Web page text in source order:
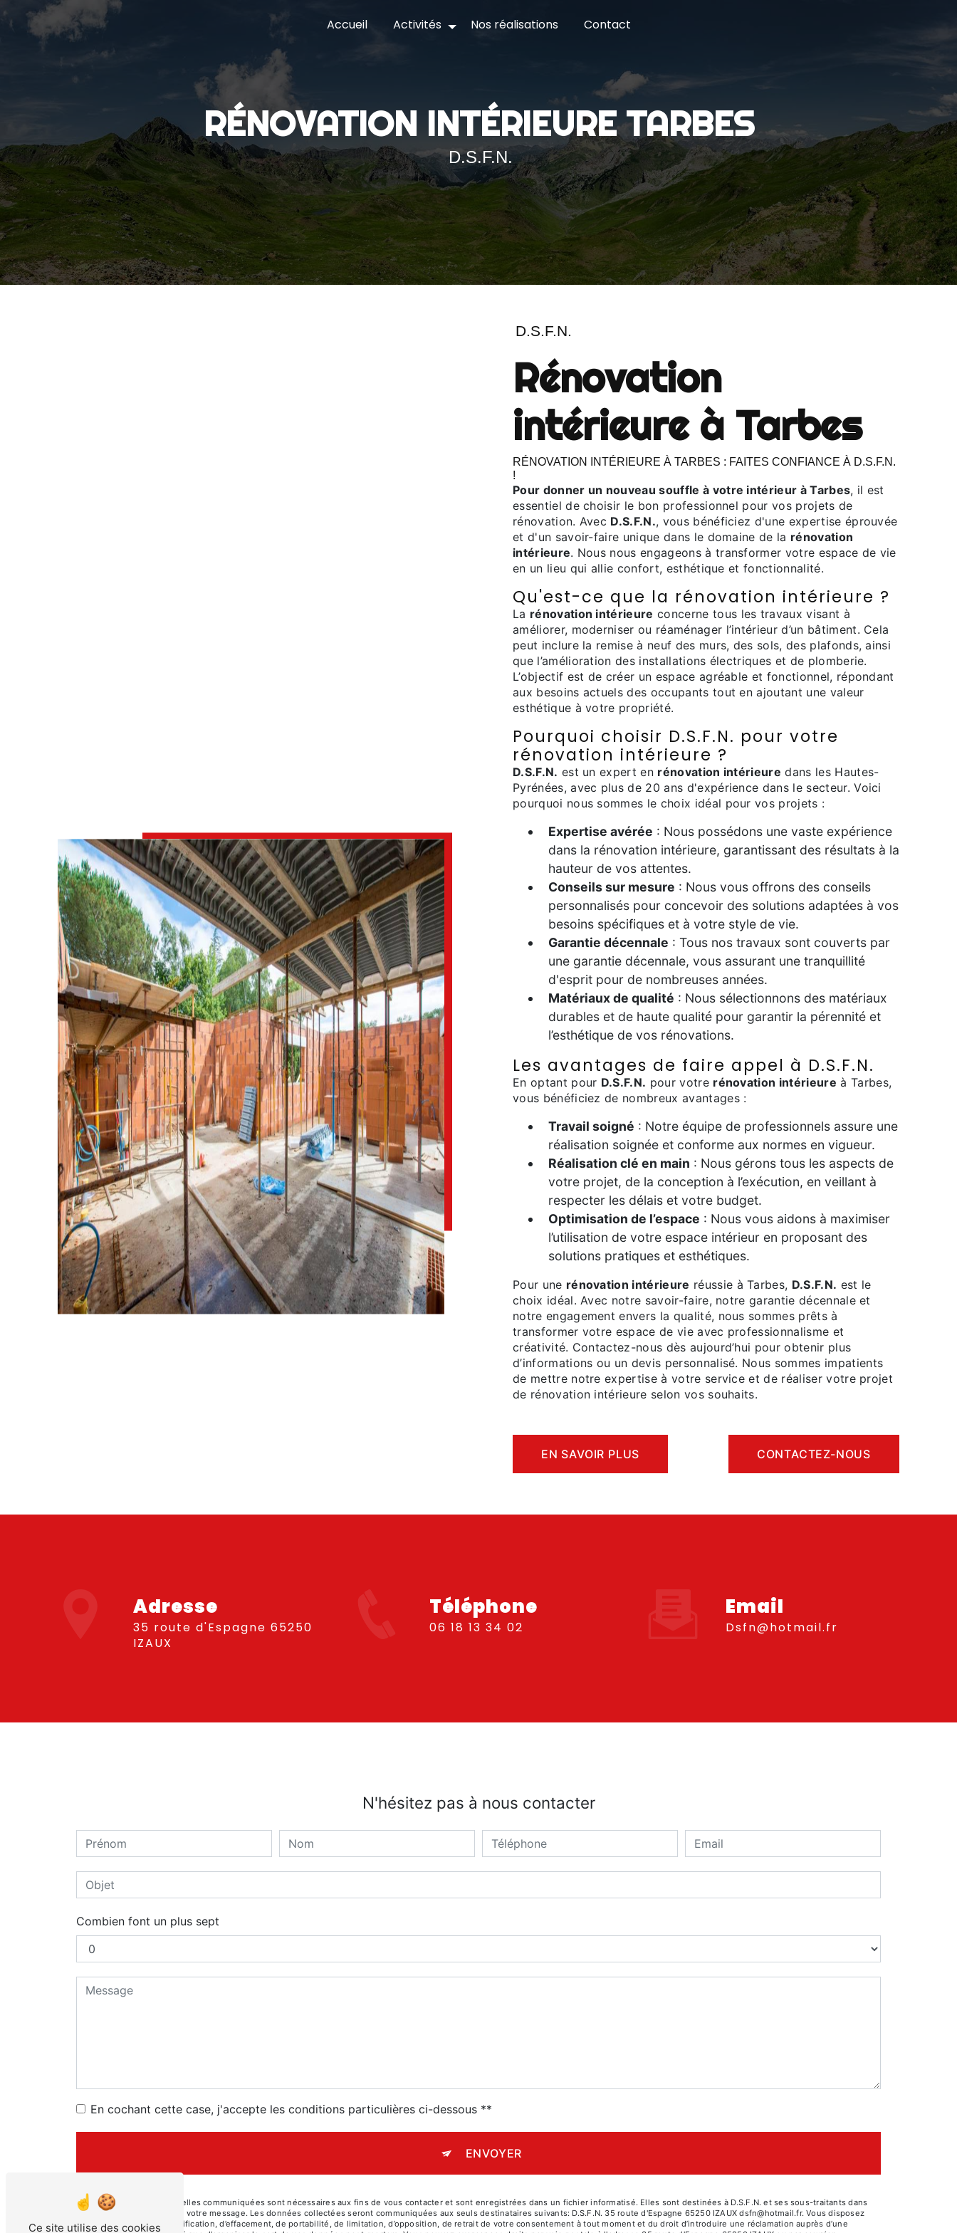
Accueil Activités Nos réalisations Contact
RÉNOVATION INTÉRIEURE TARBES
D.S.F.N.
D.S.F.N.
rénovation
intérieure à Tarbes
RÉNOVATION INTÉRIEURE À TARBES : FAITES CONFIANCE À D.S.F.N.
!
Pour donner un nouveau souffle à votre intérieur à Tarbes, il est
essentiel de choisir le bon professionnel pour vos projets de
rénovation. Avec D.S.F.N., vous bénéficiez d'une expertise éprouvée
et d'un savoir-faire unique dans le domaine de la rénovation
intérieure. Nous nous engageons à transformer votre espace de vie
en un lieu qui allie confort, esthétique et fonctionnalité.
Qu'est-ce que la rénovation intérieure ?
La rénovation intérieure concerne tous les travaux visant à
améliorer, moderniser ou réaménager l’intérieur d’un bâtiment. Cela
peut inclure la remise à neuf des murs, des sols, des plafonds, ainsi
que l’amélioration des installations électriques et de plomberie.
L’objectif est de créer un espace agréable et fonctionnel, répondant
aux besoins actuels des occupants tout en ajoutant une valeur
esthétique à votre propriété.
Pourquoi choisir D.S.F.N. pour votre
rénovation intérieure ?
D.S.F.N. est un expert en rénovation intérieure dans les Hautes-
Pyrénées, avec plus de 20 ans d'expérience dans le secteur. Voici
pourquoi nous sommes le choix idéal pour vos projets :
Expertise avérée : Nous possédons une vaste expérience
dans la rénovation intérieure, garantissant des résultats à la
hauteur de vos attentes.
Conseils sur mesure : Nous vous offrons des conseils
personnalisés pour concevoir des solutions adaptées à vos
besoins spécifiques et à votre style de vie.
Garantie décennale : Tous nos travaux sont couverts par
une garantie décennale, vous assurant une tranquillité
d'esprit pour de nombreuses années.
Matériaux de qualité : Nous sélectionnons des matériaux
durables et de haute qualité pour garantir la pérennité et
l’esthétique de vos rénovations.
Les avantages de faire appel à D.S.F.N.
En optant pour D.S.F.N. pour votre rénovation intérieure à Tarbes,
vous bénéficiez de nombreux avantages :
Travail soigné : Notre équipe de professionnels assure une
réalisation soignée et conforme aux normes en vigueur.
Réalisation clé en main : Nous gérons tous les aspects de
votre projet, de la conception à l’exécution, en veillant à
respecter les délais et votre budget.
Optimisation de l’espace : Nous vous aidons à maximiser
l’utilisation de votre espace intérieur en proposant des
solutions pratiques et esthétiques.
Pour une rénovation intérieure réussie à Tarbes, D.S.F.N. est le
choix idéal. Avec notre savoir-faire, notre garantie décennale et
notre engagement envers la qualité, nous sommes prêts à
transformer votre espace de vie avec professionnalisme et
créativité. Contactez-nous dès aujourd’hui pour obtenir plus
d’informations ou un devis personnalisé. Nous sommes impatients
de mettre notre expertise à votre service et de réaliser votre projet
de rénovation intérieure selon vos souhaits.
EN SAVOIR PLUS CONTACTEZ-NOUS
Adresse
35 route d'Espagne 65250
IZAUX
Téléphone
06 18 13 34 02
Email
dsfn@hotmail.fr
N'hésitez pas à nous contacter
Combien font un plus sept
En cochant cette case, j'accepte les conditions particulières ci-dessous **
ENVOYER
** Les données personnelles communiquées sont nécessaires aux fins de vous contacter et sont enregistrées dans un fichier informatisé. Elles sont destinées à D.S.F.N. et ses sous-traitants dans
le seul but de répondre à votre message. Les données collectées seront communiquées aux seuls destinataires suivants: D.S.F.N. 35 route d'Espagne 65250 IZAUX dsfn@hotmail.fr. Vous disposez
de droits d’accès, de rectification, d’effacement, de portabilité, de limitation, d’opposition, de retrait de votre consentement à tout moment et du droit d’introduire une réclamation auprès d’une
Panneau de gestion des cookies
Ce site utilise des cookies